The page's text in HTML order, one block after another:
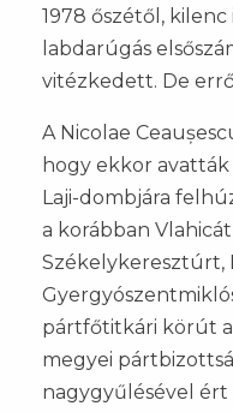
1978 őszétől,
labdarúgás
vitézkedett. De
A Nicolae
hogy ekkor
Laji-dombjára
a korábban
Székelykeresztúrt,
pártfőtitkári körút
megyei
nagygyűlésével